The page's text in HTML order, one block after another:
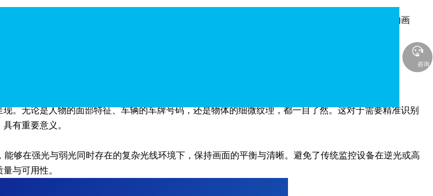
光线环境下，即使不开启红外灯，设备也能通过优化传感器与图像处理算法，呈现出清晰、可辨的画
发挥出色的监控效能，为夜间安全防范、野生动物保护等工作提供了可靠的技术支持。
是其一大亮点。它采用了高分辨率的图像传感器，能够输出 4K 甚至更高分辨率的超高清视频画面。
。无论是人物的面部特征、车辆的车牌号码，还是物体的细微纹理，都一目了然。这对于需要精准识别
有重要意义。
够在强光与弱光同时存在的复杂光线环境下，保持画面的平衡与清晰。避免了传统监控设备在逆光或高
与可用性。
咨询